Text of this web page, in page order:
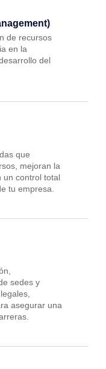
de recursos
en la
del
que
mejoran la
un control total
tu empresa.
sedes y
asegurar una